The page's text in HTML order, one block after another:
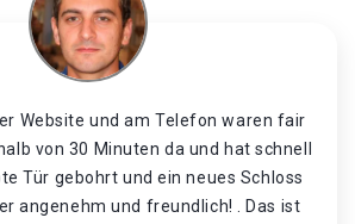
Website und am Telefon waren fair
von 30 Minuten da und hat schnell
Tür gebohrt und ein neues Schloss
angenehm und freundlich! . Das ist